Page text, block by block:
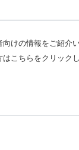
向けの情報をご紹介
こちらをクリックし